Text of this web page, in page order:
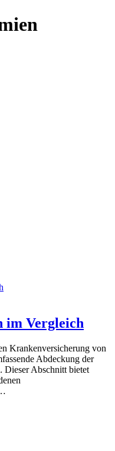
im Vergleich
Krankenversicherung von
Abdeckung der
Dieser Abschnitt bietet